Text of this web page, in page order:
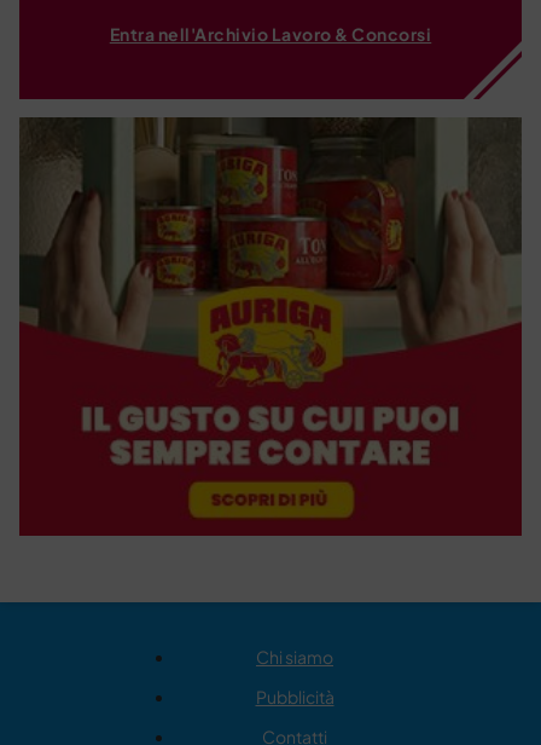
Entra nell'Archivio Lavoro & Concorsi
Chi siamo
Pubblicità
Contatti